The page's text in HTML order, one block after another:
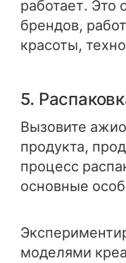
работает. Это
брендов,
красоты,
5.
Вызовите
продукта,
процесс
основные
моделями